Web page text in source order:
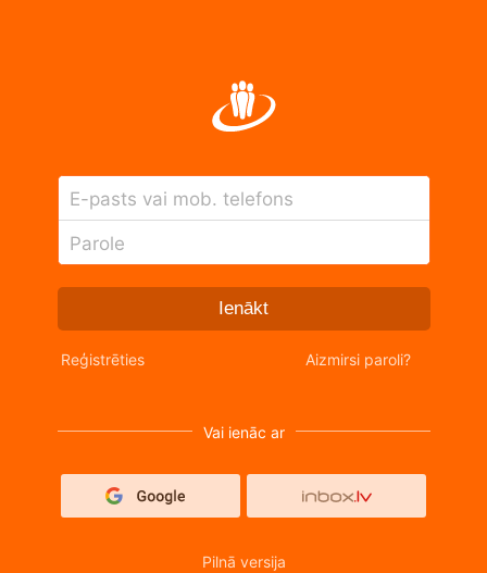
E-pasts vai mob. telefons
Parole
Ienākt
Reģistrēties Aizmirsi paroli?
Vai ienāc ar
Pilnā versija